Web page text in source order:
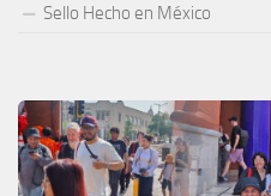
Sello Hecho en México